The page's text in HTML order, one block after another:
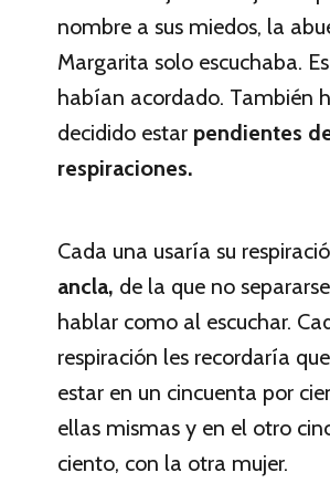
nombre a sus miedos, la
Margarita solo escuchaba.
habían acordado. También
decidido estar pendientes
respiraciones.
Cada una usaría su
ancla, de la que no
hablar como al escuchar.
respiración les recordaría
estar en un cincuenta por
ellas mismas y en el otro
ciento, con la otra mujer.